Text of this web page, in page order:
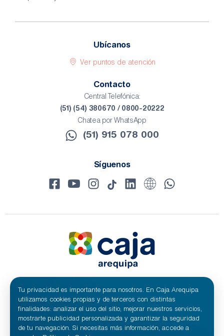
Ubícanos
Ver puntos de atención
Contacto
Central Telefónica:
(51) (54) 380670 / 0800-20222
Chatea por WhatsApp
(51) 915 078 000​
Síguenos
© 2024 Caja Arequipa - RUC 20100209641
Todos los derechos reservados.
Caja Municipal de Ahorro y Crédito de Arequipa S.A.
Tu privacidad es importante para nosotros. En Caja Arequipa
utilizamos cookies propias y de terceros con distintas
finalidades: analizar el uso del sitio, mejorar nuestros servicios,
mostrarte publicidad personalizada y garantizar la seguridad
de tu navegación. Si necesitas más información, accede a